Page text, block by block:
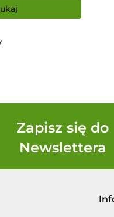
Zapisz się do
Newslettera